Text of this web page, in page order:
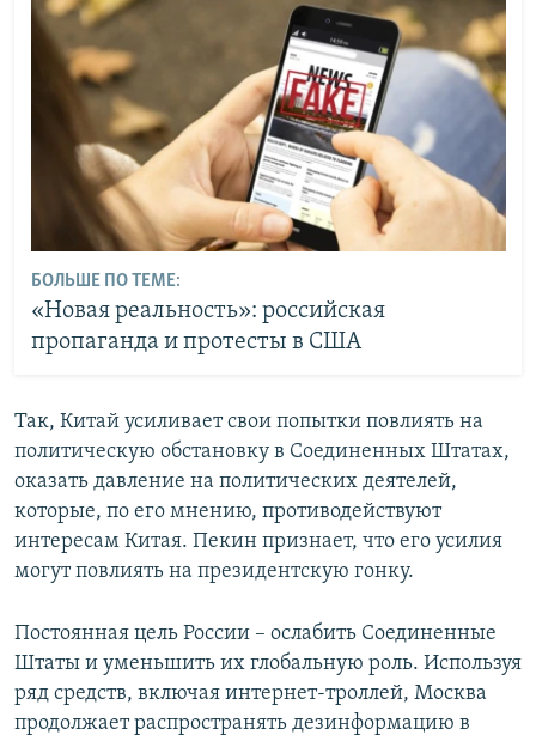
БОЛЬШЕ ПО ТЕМЕ:
«Новая реальность»: российская
пропаганда и протесты в США
Так, Китай усиливает свои попытки повлиять на
политическую обстановку в Соединенных Штатах,
оказать давление на политических деятелей,
которые, по его мнению, противодействуют
интересам Китая. Пекин признает, что его усилия
могут повлиять на президентскую гонку.
Постоянная цель России – ослабить Соединенные
Штаты и уменьшить их глобальную роль. Используя
ряд средств, включая интернет-троллей, Москва
продолжает распространять дезинформацию в